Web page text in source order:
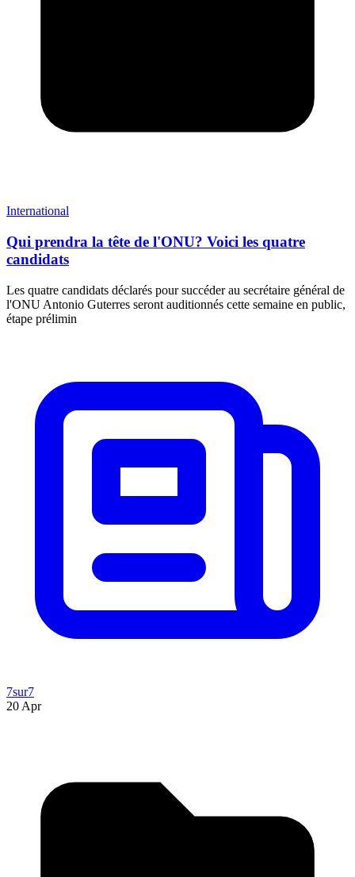
International
Qui prendra la tête de l'ONU? Voici les quatre
candidats
Les quatre candidats déclarés pour succéder au secrétaire général de
l'ONU Antonio Guterres seront auditionnés cette semaine en public,
étape prélimin
7sur7
20 Apr